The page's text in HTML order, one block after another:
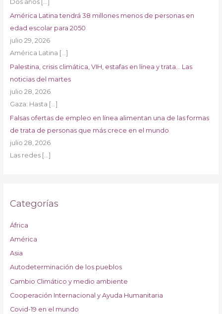
Dos años […]
América Latina tendrá 38 millones menos de personas en
edad escolar para 2050
julio 29, 2026
América Latina […]
Palestina, crisis climática, VIH, estafas en línea y trata… Las
noticias del martes
julio 28, 2026
Gaza: Hasta […]
Falsas ofertas de empleo en línea alimentan una de las formas
de trata de personas que más crece en el mundo
julio 28, 2026
Las redes […]
Categorías
África
América
Asia
Autodeterminación de los pueblos
Cambio Climático y medio ambiente
Cooperación Internacional y Ayuda Humanitaria
Covid-19 en el mundo